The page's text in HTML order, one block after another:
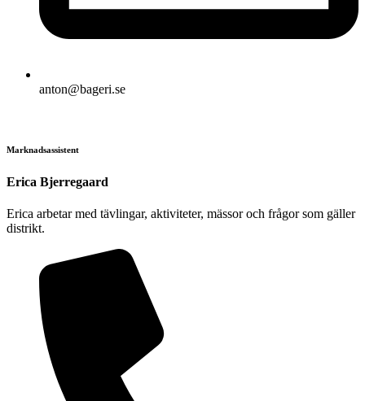
anton@bageri.se
Marknadsassistent
Erica Bjerregaard
Erica arbetar med tävlingar, aktiviteter, mässor och frågor som gäller
distrikt.